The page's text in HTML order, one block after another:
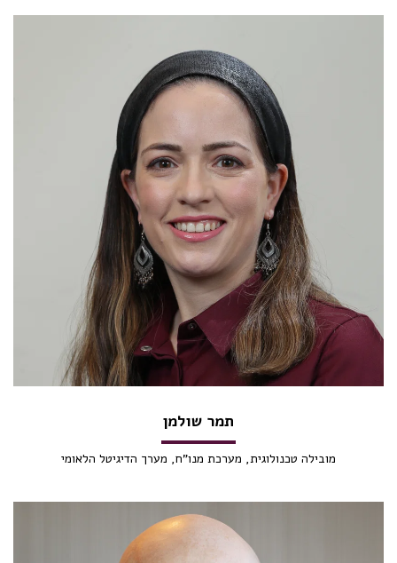
תמר שולמן
מובילה טכנולוגית, מערכת מנו"ח, מערך הדיגיטל הלאומי